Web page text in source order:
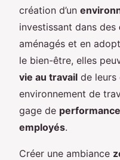
création d’un
investissant dans des
aménagés et en
le bien-être, elles
vie au travail de leurs
environnement de
gage de performance
employés.
Créer une ambiance